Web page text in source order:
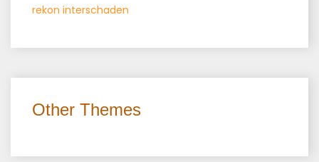
rekon interschaden
Other Themes